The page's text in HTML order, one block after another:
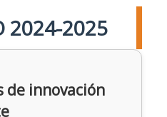
2024-2025
de innovación